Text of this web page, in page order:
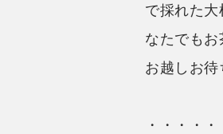
で採れた
なたでもお
お越しお待
・・・・